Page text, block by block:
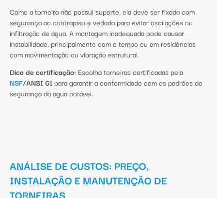
Como a torneira não possui suporte, ela deve ser fixada com
segurança ao contrapiso e vedada para evitar oscilações ou
infiltração de água. A montagem inadequada pode causar
instabilidade, principalmente com o tempo ou em residências
com movimentação ou vibração estrutural.
Dica de certificação: Escolha torneiras certificadas pela
NSF/ANSI 61para garantir a conformidade com os padrões de
segurança da água potável.
ANÁLISE DE CUSTOS: PREÇO,
INSTALAÇÃO E MANUTENÇÃO DE
TORNEIRAS